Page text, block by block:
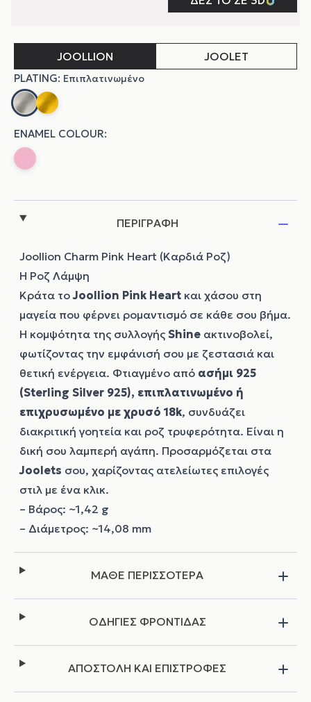
ΠΕΡΙΓΡΑΦΗ
Joollion Charm Pink Heart (Καρδιά Ροζ)
Η Ροζ Λάμψη
Κράτα τοJoollion Pink Heart και χάσου στη
μαγεία που φέρνει ρομαντισμό σε κάθε σου βήμα.
Η κομψότητα της συλλογής Shine ακτινοβολεί,
φωτίζοντας την εμφάνισή σου με ζεστασιά και
θετική ενέργεια. Φτιαγμένο από ασήμι 925
(Sterling Silver 925), επιπλατινωμένο ή
επιχρυσωμένο με χρυσό 18k, συνδυάζει
διακριτική γοητεία και ροζ τρυφερότητα. Είναι η
δική σου λαμπερή αγάπη. Προσαρμόζεται στα
Joolets σου, χαρίζοντας ατελείωτες επιλογές
στιλ με ένα κλικ.
– Βάρος: ~1,42 g
– Διάμετρος: ~14,08 mm
ΜΑΘΕ ΠΕΡΙΣΣΟΤΕΡΑ
ΟΔΗΓΙΕΣ ΦΡΟΝΤΙΔΑΣ
ΑΠΟΣΤΟΛΗ ΚΑΙ ΕΠΙΣΤΡΟΦΕΣ